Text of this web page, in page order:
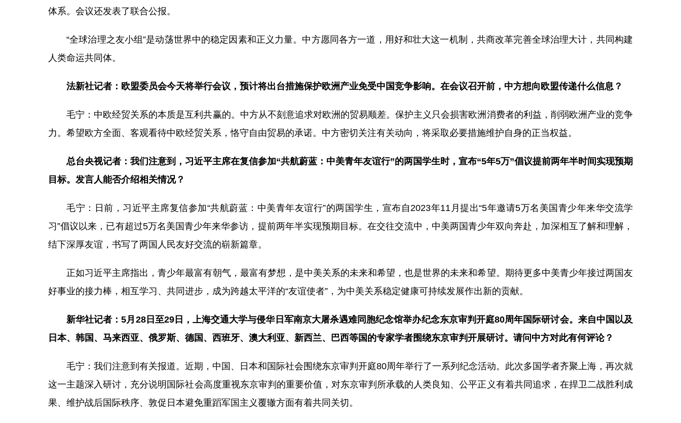
体系。会议还发表了联合公报。
“全球治理之友小组”是动荡世界中的稳定因素和正义力量。中方愿同各方一道，用好和壮大这一机制，共商改革完善全球治理大计，共同构建
人类命运共同体。
法新社记者：欧盟委员会今天将举行会议，预计将出台措施保护欧洲产业免受中国竞争影响。在会议召开前，中方想向欧盟传递什么信息？
毛宁：中欧经贸关系的本质是互利共赢的。中方从不刻意追求对欧洲的贸易顺差。保护主义只会损害欧洲消费者的利益，削弱欧洲产业的竞争
力。希望欧方全面、客观看待中欧经贸关系，恪守自由贸易的承诺。中方密切关注有关动向，将采取必要措施维护自身的正当权益。
总台央视记者：我们注意到，习近平主席在复信参加“共航蔚蓝：中美青年友谊行”的两国学生时，宣布“5年5万”倡议提前两年半时间实现预期
目标。发言人能否介绍相关情况？
毛宁：日前，习近平主席复信参加“共航蔚蓝：中美青年友谊行”的两国学生，宣布自2023年11月提出“5年邀请5万名美国青少年来华交流学
习”倡议以来，已有超过5万名美国青少年来华参访，提前两年半实现预期目标。在交往交流中，中美两国青少年双向奔赴，加深相互了解和理解，
结下深厚友谊，书写了两国人民友好交流的崭新篇章。
正如习近平主席指出，青少年最富有朝气，最富有梦想，是中美关系的未来和希望，也是世界的未来和希望。期待更多中美青少年接过两国友
好事业的接力棒，相互学习、共同进步，成为跨越太平洋的“友谊使者”，为中美关系稳定健康可持续发展作出新的贡献。
新华社记者：5月28日至29日，上海交通大学与侵华日军南京大屠杀遇难同胞纪念馆举办纪念东京审判开庭80周年国际研讨会。来自中国以及
日本、韩国、马来西亚、俄罗斯、德国、西班牙、澳大利亚、新西兰、巴西等国的专家学者围绕东京审判开展研讨。请问中方对此有何评论？
毛宁：我们注意到有关报道。近期，中国、日本和国际社会围绕东京审判开庭80周年举行了一系列纪念活动。此次多国学者齐聚上海，再次就
这一主题深入研讨，充分说明国际社会高度重视东京审判的重要价值，对东京审判所承载的人类良知、公平正义有着共同追求，在捍卫二战胜利成
果、维护战后国际秩序、敦促日本避免重蹈军国主义覆辙方面有着共同关切。